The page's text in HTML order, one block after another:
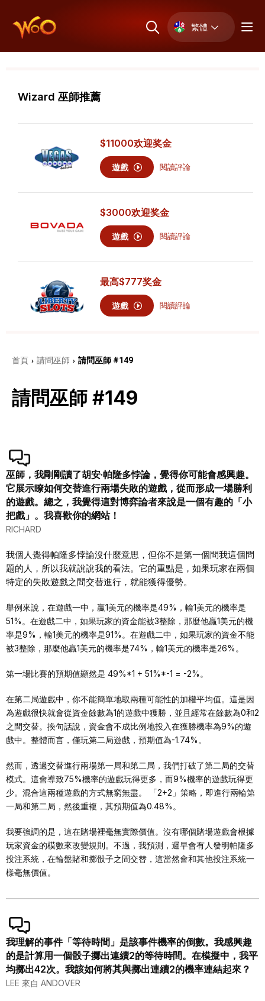
繁體
Wizard 巫師推薦
$11000欢迎奖金
遊戲 閱讀評論
$3000欢迎奖金
遊戲 閱讀評論
最高$777奖金
遊戲 閱讀評論
首頁 › 請問巫師 › 請問巫師 #149
請問巫師 #149
巫師，我剛剛讀了胡安·帕隆多悖論，覺得你可能會感興趣。
它展示瞭如何交替進行兩場失敗的遊戲，從而形成一場勝利
的遊戲。總之，我覺得這對博弈論者來說是一個有趣的「小
把戲」。我喜歡你的網站！
RICHARD
我個人覺得帕隆多悖論沒什麼意思，但你不是第一個問我這個問
題的人，所以我就說說我的看法。它的重點是，如果玩家在兩個
特定的失敗遊戲之間交替進行，就能獲得優勢。
舉例來說，在遊戲一中，贏1美元的機率是49%，輸1美元的機率是
51%。在遊戲二中，如果玩家的資金能被3整除，那麼他贏1美元的機
率是9%，輸1美元的機率是91%。在遊戲二中，如果玩家的資金不能
被3整除，那麼他贏1美元的機率是74%，輸1美元的機率是26%。
第一場比賽的預期值顯然是 49%*1 + 51%*-1 = -2%。
在第二局遊戲中，你不能簡單地取兩種可能性的加權平均值。這是因
為遊戲很快就會從資金餘數為1的遊戲中獲勝，並且經常在餘數為0和2
之間交替。換句話說，資金會不成比例地投入在獲勝機率為9%的遊
戲中。整體而言，僅玩第二局遊戲，預期值為-1.74%。
然而，透過交替進行兩場第一局和第二局，我們打破了第二局的交替
模式。這會導致75%機率的遊戲玩得更多，而9%機率的遊戲玩得更
少。混合這兩種遊戲的方式無窮無盡。 「2+2」策略，即進行兩輪第
一局和第二局，然後重複，其預期值為0.48%。
我要強調的是，這在賭場裡毫無實際價值。沒有哪個賭場遊戲會根據
玩家資金的模數來改變規則。不過，我預測，遲早會有人發明帕隆多
投注系統，在輪盤賭和擲骰子之間交替，這當然會和其他投注系統一
樣毫無價值。
我理解的事件「等待時間」是該事件機率的倒數。我感興趣
的是計算用一個骰子擲出連續2的等待時間。在模擬中，我平
均擲出42次。我該如何將其與擲出連續2的機率連結起來？
LEE 來自 ANDOVER